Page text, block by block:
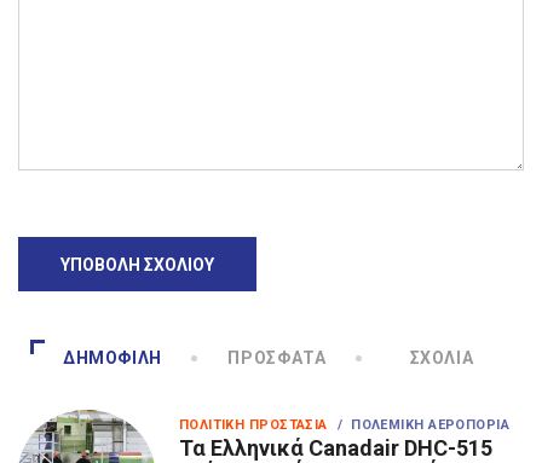
ΔΗΜΟΦΙΛΉ ΠΡΌΣΦΑΤΑ ΣΧΌΛΙΑ
ΠΟΛΙΤΙΚΉ ΠΡΟΣΤΑΣΊΑ / ΠΟΛΕΜΙΚΉ ΑΕΡΟΠΟΡΊΑ
Τα Eλληνικά Canadair DHC-515